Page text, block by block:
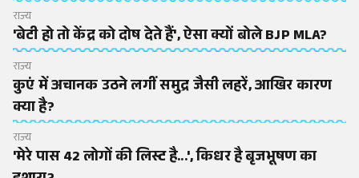
राज्य
'बेटी हो तो केंद्र को दोष देते हैं', ऐसा क्यों बोले BJP MLA?
राज्य
कुएं में अचानक उठने लगीं समुद्र जैसी लहरें, आखिर कारण
क्या है?
राज्य
'मेरे पास 42 लोगों की लिस्ट है...', किधर है बृजभूषण का